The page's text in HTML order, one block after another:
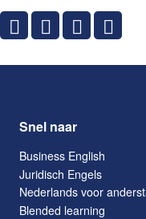
Snel naar
Business English
Juridisch Engels
Nederlands voor
Blended learning